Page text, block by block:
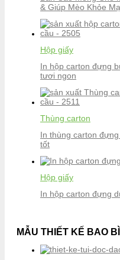
& Giúp Mèo Khỏe
Hộp giấy
In hộp carton đựng
tươi ngon
Thùng carton
In thùng carton
tốt
Hộp giấy
In hộp carton đựng
MẪU THIẾT KẾ BAO